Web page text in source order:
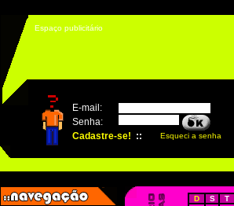
Espaço publicitário
D S T